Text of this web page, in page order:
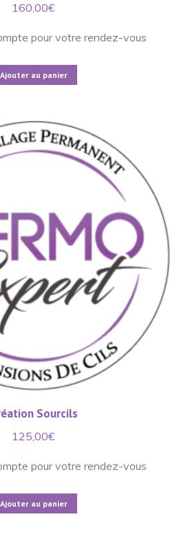
160,00€
pour votre rendez-vous
Ajouter au panier
Sourcils
125,00€
pour votre rendez-vous
Ajouter au panier